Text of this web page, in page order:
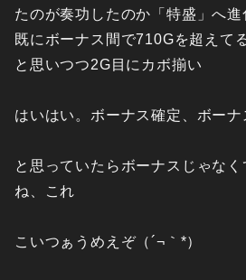
たのが奏功したのか「特盛」へ進
既にボーナス間で710Gを超えて
と思いつつ2G目にカボ揃い
はいはい。ボーナス確定、ボーナ
と思っていたらボーナスじゃな
ね、これ
こいつぁうめえぞ（´¬｀*）